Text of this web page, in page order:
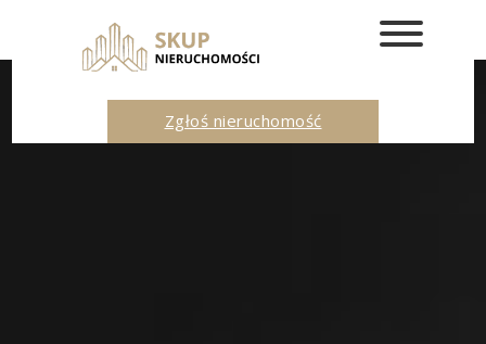
Zgłoś nieruchomość